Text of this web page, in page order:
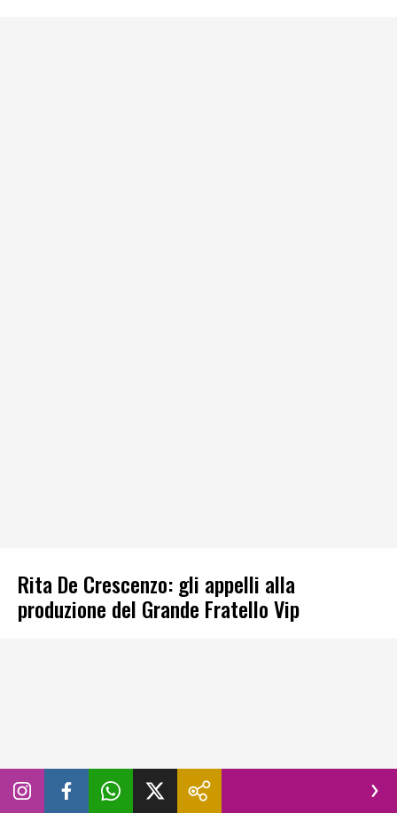
Rita De Crescenzo: gli appelli alla
produzione del Grande Fratello Vip